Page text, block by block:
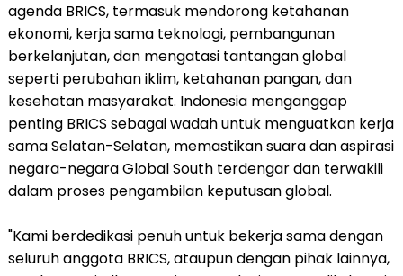
agenda BRICS, termasuk mendorong ketahanan
ekonomi, kerja sama teknologi, pembangunan
berkelanjutan, dan mengatasi tantangan global
seperti perubahan iklim, ketahanan pangan, dan
kesehatan masyarakat. Indonesia menganggap
penting BRICS sebagai wadah untuk menguatkan kerja
sama Selatan-Selatan, memastikan suara dan aspirasi
negara-negara Global South terdengar dan terwakili
dalam proses pengambilan keputusan global.
"Kami berdedikasi penuh untuk bekerja sama dengan
seluruh anggota BRICS, ataupun dengan pihak lainnya,